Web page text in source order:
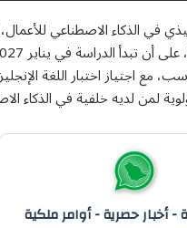
في الذكاء الاصطناعي
- أخبار حصرية - أوامر ملكية